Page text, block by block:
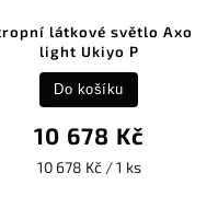
látkové světlo Axo
light Ukiyo P
10 678 Kč
10 678 Kč / 1 ks
Do košíku